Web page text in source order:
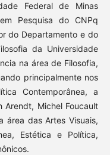
Federal de Minas
Pesquisa do CNPq
do Departamento e do
da Universidade
na área de Filosofia,
principalmente nos
Contemporânea, a
Arendt, Michel Foucault
área das Artes Visuais,
Estética e Política,